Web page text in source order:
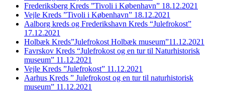
Frederiksberg Kreds ”Tivoli i København” 18.12.2021
Vejle Kreds ”Tivoli i København” 18.12.2021
Aalborg kreds og Frederikshavn Kreds “Julefrokost”
17.12.2021
Holbæk Kreds”Julefrokost Holbæk museum”11.12.2021
Favrskov Kreds “Julefrokost og en tur til Naturhistorisk
museum” 11.12.2021
Vejle Kreds ”Julefrokost” 11.12.2021
Aarhus Kreds ” Julefrokost og en tur til naturhistorisk
museum” 11.12.2021